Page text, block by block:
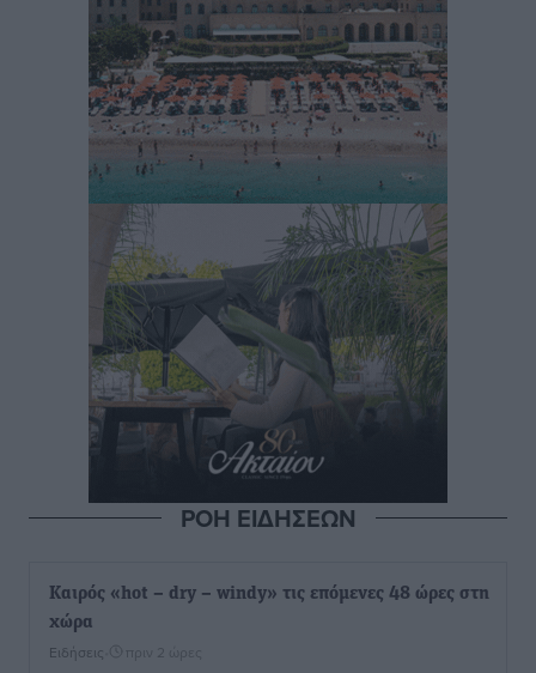
ΡΟΗ ΕΙΔΗΣΕΩΝ
Καιρός «hot – dry – windy» τις επόμενες 48 ώρες στη
χώρα
Ειδήσεις πριν 2 ώρες